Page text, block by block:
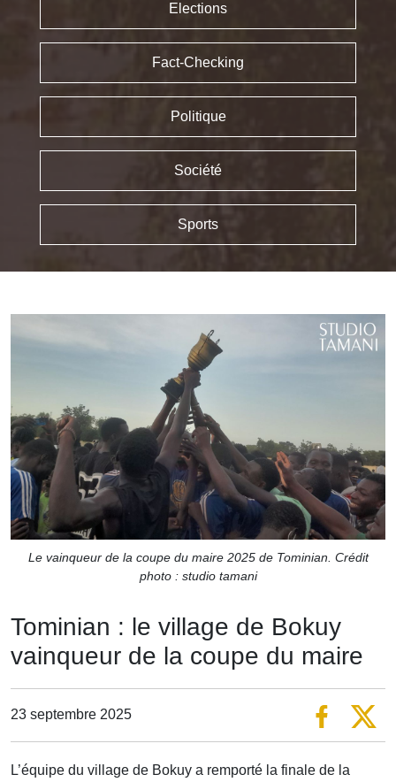
Elections
Fact-Checking
Politique
Société
Sports
Le vainqueur de la coupe du maire 2025 de Tominian. Crédit
photo : studio tamani
Tominian : le village de Bokuy
vainqueur de la coupe du maire
23 septembre 2025
L’équipe du village de Bokuy a remporté la finale de la